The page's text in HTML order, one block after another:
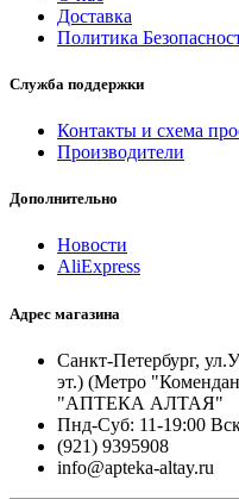
Доставка
Политика
Служба поддержки
Контакты и схема
Производители
Дополнительно
Новости
AliExpress
Адрес магазина
Санкт-Петербург,
эт.) (Метро
"АПТЕКА АЛТАЯ"
Пнд-Суб: 11-19:00
(921) 9395908
info@apteka-altay.ru